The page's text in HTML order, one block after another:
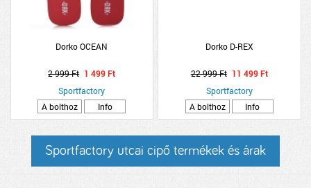
Dorko OCEAN
2 999 Ft 1 499 Ft
Sportfactory
A bolthoz
Info
Dorko D-REX
22 999 Ft 11 499 Ft
Sportfactory
A bolthoz
Info
Sportfactory utcai cipő termékek és árak